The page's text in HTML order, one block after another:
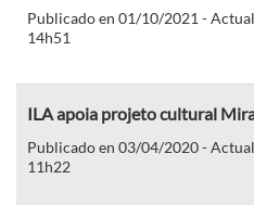
Publicado en 01/10/2021 -
14h51
ILA apoia projeto cultural
Publicado en 03/04/2020 -
11h22